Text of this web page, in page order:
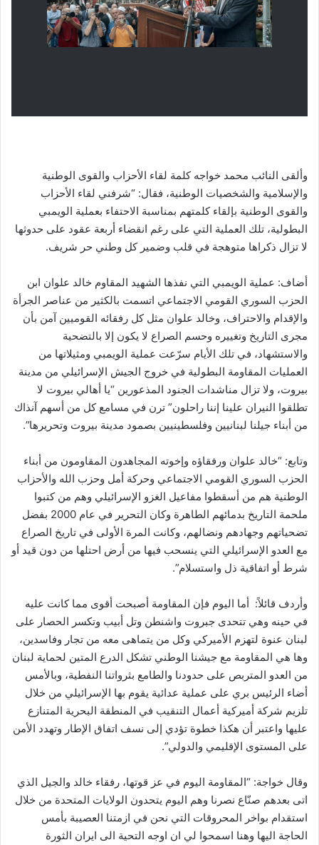
وألقى النائب محمد خواجه كلمة لقاء الأحزاب والقوى الوطنية
والإسلامية والشخصيات الوطنية، فقال: “شرفني لقاء الأحزاب
والقوى الوطنية بإلقاء كلمتهم بمناسبة الاحتفاء بعملية الويمبي
البطولية، تلك العملية التي على رغم انقضاء أربعة عقود على حدوثها
لا تزال ذكراها متوهجة في قلب وضمير كل وطني حر شريف.
أضاف: عملية الويمبي التي نفذها الشهيد المقاوم خالد علوان ابن
الحزب السوري القومي الاجتماعي اتسمت بالكثير من عناصر الجرأة
والإقدام والاحتراف، وخالد علوان مثل كل رفقائه القوميين آمن بأن
مجرى التاريخ وتغييره وحسم الصراع لا يكون إلا بالتضحية
والاستشهاد، في تلك الأيام سرّعت عملية الويمبي ومثيلاتها من
العمليات المقاومة البطولية في خروج الجيش الإسرائيلي من مدينة
بيروت، ولا تزال مناشدات الجنود المذعورين “يا أهالي بيروت لا
تطلقوا النيران علينا إننا راحلون” ترن في مسامع كل من أسهم آنذاك
من أبناء جيلنا لبنانيين وفلسطينيين بصمود مدينة بيروت وتحريرها”.
وتابع: “خالد علوان ورفقاؤه وإخوته المجاهدون المقاومون من أبناء
الحزب السوري القومي الاجتماعي وحركة أمل وحزب الله والأحزاب
الوطنية هم من أسقطوا مفاعيل الغزو الإسرائيلي وهم من كتبوا
ملحمة التاريخ بدمائهم الطاهرة وكان التحرير في عام 2000 بفضل
تضحياتهم وجهادهم ونضالهم، وكانت المرة الأولى في تاريخ الصراع
مع العدو الإسرائيلي التي ينسحب فيها من أرض احتلها من دون قيد أو
شرط أو اتفاقية ذل واستسلام”.
وأردف قائلاً: أما اليوم فإن المقاومة أصبحت أقوى مما كانت عليه
في حينه وهي تتحدى جبروت واشنطن وتل أبيب وتكسر الحصار على
لبنان عنوة لتهزم الأميركي وكل من يتماهى معه من تجار وفاسدين،
وها هي المقاومة مع جيشنا الوطني تشكل الدرع المتين لحماية لبنان
من العدو المتربص على حدودنا والطامع بثرواتنا النفطية، وبالأمس
أضاء الرئيس بري على عملية عدائية يقوم بها الإسرائيلي من خلال
تلزيم شركة أميركية أعمال التنقيب في المنطقة البحرية المتنازع
عليها واعتبر أن هكذا خطوة تؤدي إلى نسف اتفاق الإطار وتهدد الأمن
على المستوى الإقليمي والدولي”.
وقال خواجة: “المقاومة اليوم في عز قوتها، رفقاء خالد والجيل الذي
اتى بعدهم صنّاع نصرنا وهم اليوم يتحدون الولايات المتحدة من خلال
استقدام بواخر المحروقات التي نحن في ازمتنا العصيبة بأمس
الحاجة اليها وهنا اسمحوا لي ان اوجه التحية الى ايران الثورة